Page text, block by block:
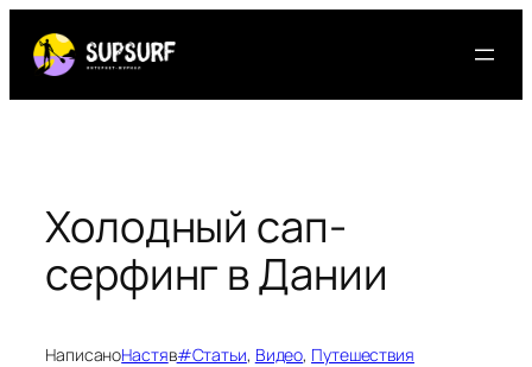
содержимому
Холодный сап-
серфинг в Дании
НаписаноНастяв#Статьи, Видео, Путешествия